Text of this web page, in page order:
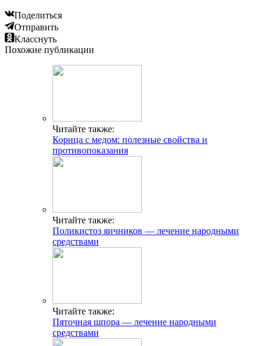
Поделиться
Отправить
Класснуть
Похожие публикации
Читайте также:
Корица с медом: полезные свойства и
противопоказания
Читайте также:
Поликистоз яичников — лечение народными
средствами
Читайте также:
Пяточная шпора — лечение народными
средствами